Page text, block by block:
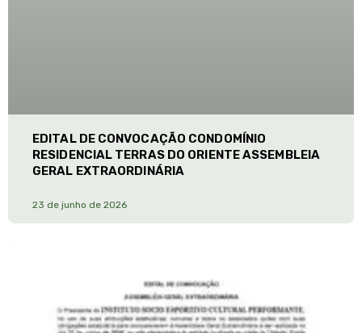
EDITAL DE CONVOCAÇÃO CONDOMÍNIO
RESIDENCIAL TERRAS DO ORIENTE ASSEMBLEIA
GERAL EXTRAORDINÁRIA
23 de junho de 2026